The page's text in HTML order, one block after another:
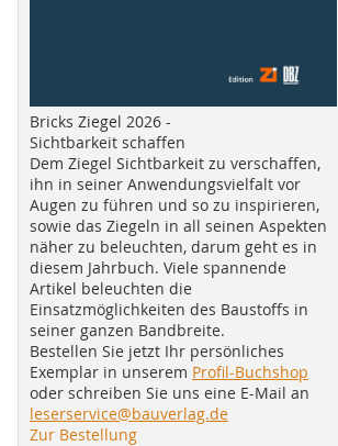
Bricks Ziegel 2026 -
Sichtbarkeit schaffen
Dem Ziegel Sichtbarkeit zu verschaffen,
ihn in seiner Anwendungsvielfalt vor
Augen zu führen und so zu inspirieren,
sowie das Ziegeln in all seinen Aspekten
näher zu beleuchten, darum geht es in
diesem Jahrbuch. Viele spannende
Artikel beleuchten die
Einsatzmöglichkeiten des Baustoffs in
seiner ganzen Bandbreite.
Bestellen Sie jetzt Ihr persönliches
Exemplar in unserem Profil-Buchshop
oder schreiben Sie uns eine E-Mail an
leserservice@bauverlag.de
Zur Bestellung